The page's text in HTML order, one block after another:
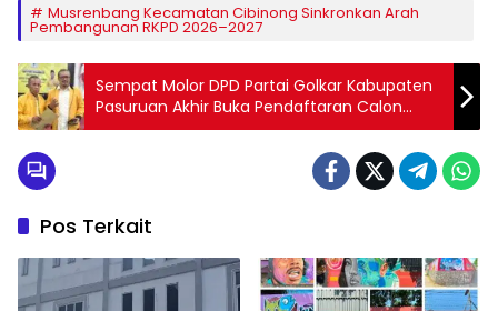
Musrenbang Kecamatan Cibinong Sinkronkan Arah
Pembangunan RKPD 2026–2027
Sempat Molor DPD Partai Golkar Kabupaten
Pasuruan Akhir Buka Pendaftaran Calon
Ketua DPD
Pos Terkait